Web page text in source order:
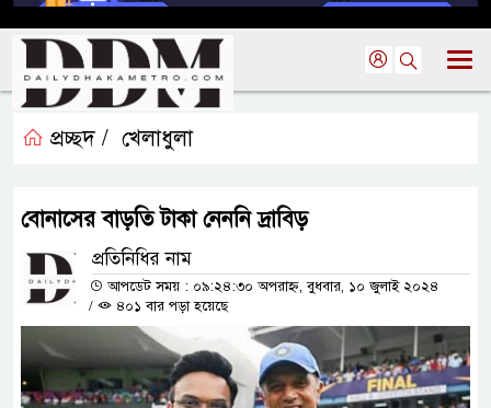
প্রচ্ছদ / খেলাধুলা
বোনাসের বাড়তি টাকা নেননি দ্রাবিড়
প্রতিনিধির নাম
আপডেট সময় : ০৯:২৪:৩০ অপরাহ্ন, বুধবার, ১০ জুলাই ২০২৪
/
৪০১ বার পড়া হয়েছে